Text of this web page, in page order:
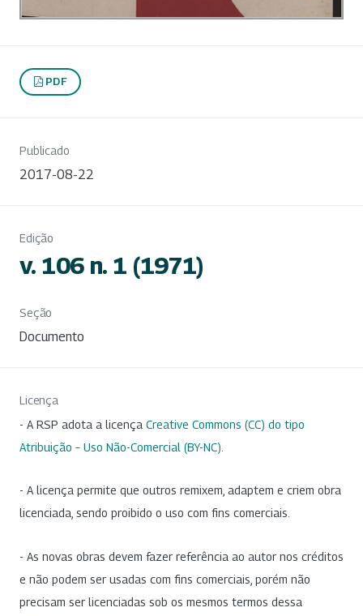
PDF
Publicado
2017-08-22
Edição
v. 106 n. 1 (1971)
Seção
Documento
Licença
- A RSP adota a licença Creative Commons (CC) do tipo
Atribuição – Uso Não-Comercial (BY-NC)
- A licença permite que outros remixem, adaptem e criem obra
licenciada, sendo proibido o uso com fins comerciais.
- As novas obras devem fazer referência ao autor nos créditos
e não podem ser usadas com fins comerciais, porém não
precisam ser licenciadas sob os mesmos termos dessa